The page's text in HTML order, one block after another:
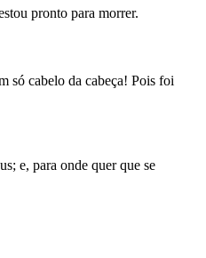
pronto para morrer.
só cabelo da cabeça! Pois foi
e, para onde quer que se